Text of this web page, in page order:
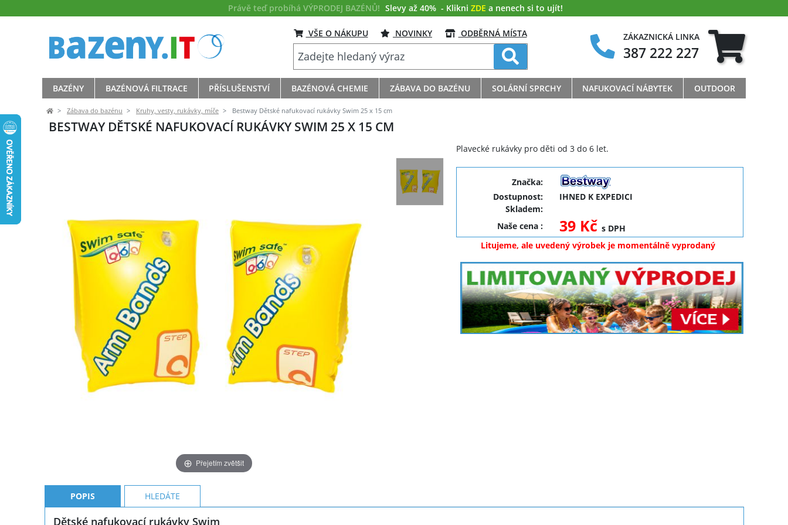
Právě teď probíhá VÝPRODEJ BAZÉNŮ! Slevy až 40% - Klikni ZDE a nenech si to ujít!
VŠE O NÁKUPU NOVINKY ODBĚRNÁ MÍSTA ZÁKAZNICKÁ LINKA
387 222 227
BAZÉNY BAZÉNOVÁ FILTRACE PŘÍSLUŠENSTVÍ BAZÉNOVÁ CHEMIE ZÁBAVA DO BAZÉNU SOLÁRNÍ SPRCHY NAFUKOVACÍ NÁBYTEK OUTDOOR
Zábava do bazénu Kruhy, vesty, rukávky, míče Bestway Dětské nafukovací rukávky Swim 25 x 15 cm
BESTWAY DĚTSKÉ NAFUKOVACÍ RUKÁVKY SWIM 25 X 15 CM
Přejetím zvětšit
Plavecké rukávky pro děti od 3 do 6 let.
Značka:
Dostupnost:
IHNED K EXPEDICI
Skladem:
Naše cena: 39 Kčs DPH
Litujeme, ale uvedený výrobek je momentálně vyprodaný
POPIS HLEDÁTE
Dětské nafukovací rukávky Swim